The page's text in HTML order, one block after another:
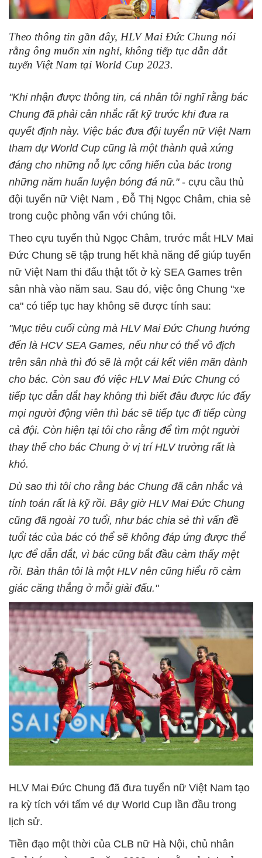
Theo thông tin gần đây, HLV Mai Đức Chung nói
rằng ông muốn xin nghỉ, không tiếp tục dẫn dắt
tuyển Việt Nam tại World Cup 2023.
"Khi nhận được thông tin, cá nhân tôi nghĩ rằng bác
Chung đã phải cân nhắc rất kỹ trước khi đưa ra
quyết định này. Việc bác đưa đội tuyển nữ Việt Nam
tham dự World Cup cũng là một thành quả xứng
đáng cho những nỗ lực cống hiến của bác trong
những năm huấn luyện bóng đá nữ."- cựu cầu thủ
đội tuyển nữ Việt Nam , Đỗ Thị Ngọc Châm, chia sẻ
trong cuộc phỏng vấn với chúng tôi.
Theo cựu tuyển thủ Ngọc Châm, trước mắt HLV Mai
Đức Chung sẽ tập trung hết khả năng để giúp tuyển
nữ Việt Nam thi đấu thật tốt ở kỳ SEA Games trên
sân nhà vào năm sau. Sau đó, việc ông Chung "xe
ca" có tiếp tục hay không sẽ được tính sau:
"Mục tiêu cuối cùng mà HLV Mai Đức Chung hướng
đến là HCV SEA Games, nếu như có thể vô địch
trên sân nhà thì đó sẽ là một cái kết viên mãn dành
cho bác. Còn sau đó việc HLV Mai Đức Chung có
tiếp tục dẫn dắt hay không thì biết đâu được lúc đấy
mọi người động viên thì bác sẽ tiếp tục đi tiếp cùng
cả đội. Còn hiện tại tôi cho rằng để tìm một người
thay thế cho bác Chung ở vị trí HLV trưởng rất là
khó.
Dù sao thì tôi cho rằng bác Chung đã cân nhắc và
tính toán rất là kỹ rồi. Bây giờ HLV Mai Đức Chung
cũng đã ngoài 70 tuổi, như bác chia sẻ thì vấn đề
tuổi tác của bác có thể sẽ không đáp ứng được thể
lực để dẫn dắt, vì bác cũng bắt đầu cảm thấy mệt
rồi. Bản thân tôi là một HLV nên cũng hiểu rõ cảm
giác căng thẳng ở mỗi giải đấu."
HLV Mai Đức Chung đã đưa tuyển nữ Việt Nam tạo
ra kỳ tích với tấm vé dự World Cup lần đầu trong
lịch sử.
Tiền đạo một thời của CLB nữ Hà Nội, chủ nhân